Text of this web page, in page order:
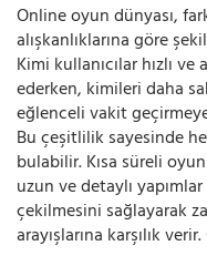
Online oyun dünyası,
alışkanlıklarına göre
Kimi kullanıcılar hızlı
ederken, kimileri daha
eğlenceli vakit
Bu çeşitlilik sayesinde
bulabilir. Kısa süreli
uzun ve detaylı
çekilmesini sağlayarak
arayışlarına karşılık